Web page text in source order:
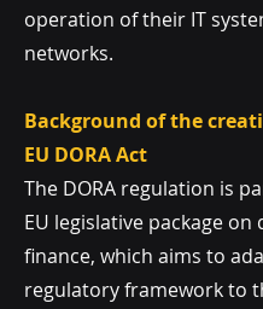
operation of their IT
networks.
Background of the
EU DORA Act
The DORA regulation is
EU legislative package on
finance, which aims to
regulatory framework to